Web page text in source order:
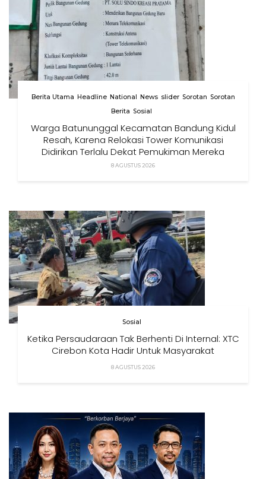
Berita Utama Headline National News slider Sorotan Sorotan
Berita Sosial
Warga Batununggal Kecamatan Bandung Kidul
Resah, Karena Relokasi Tower Komunikasi
Didirikan Terlalu Dekat Pemukiman Mereka
8 AGUSTUS 2026
Sosial
Ketika Persaudaraan Tak Berhenti Di Internal: XTC
Cirebon Kota Hadir Untuk Masyarakat
8 AGUSTUS 2026